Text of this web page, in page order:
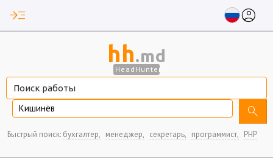
read_more account_circle
hh.md
HeadHunter
Кишинёв search
Быстрый поиск: бухгалтер, менеджер, секретарь, программист, PHP